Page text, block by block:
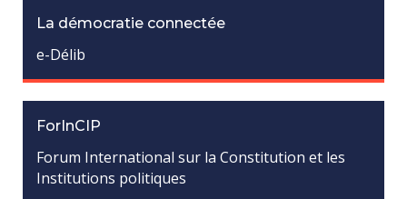
La démocratie connectée
e-Délib
ForInCIP
Forum International sur la Constitution et les
Institutions politiques